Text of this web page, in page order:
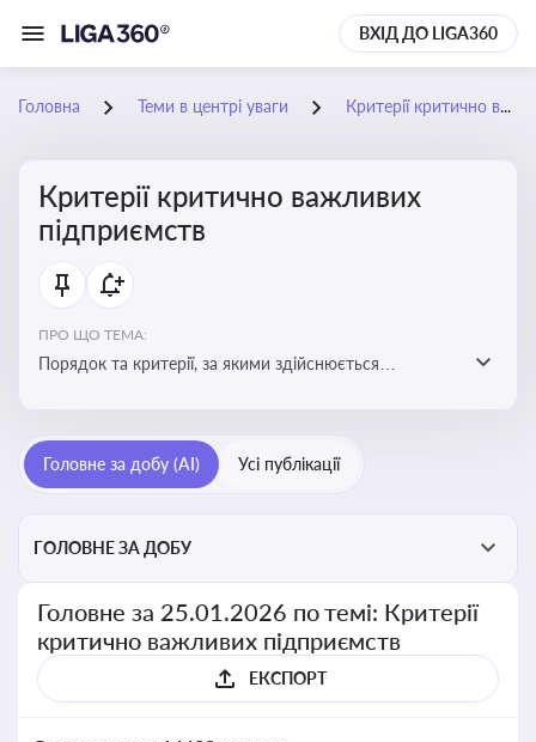
ВХІД ДО LIGA360
Головна Теми в центрі уваги Критерії критично важливих підприємств
Критерії критично важливих
підприємств
ПРО ЩО ТЕМА:
Порядок та критерії, за якими здійснюється
Головне за добу (AI) Усі публікації
ГОЛОВНЕ ЗА ДОБУ
Головне за 25.01.2026 по темі: Критерії
критично важливих підприємств
ЕКСПОРТ